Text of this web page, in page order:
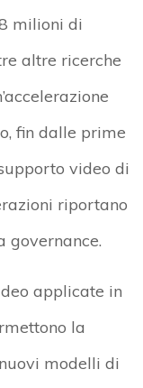
milioni di
altre ricerche
fin dalle prime
video di
riportano
governance.
applicate in
la
modelli di